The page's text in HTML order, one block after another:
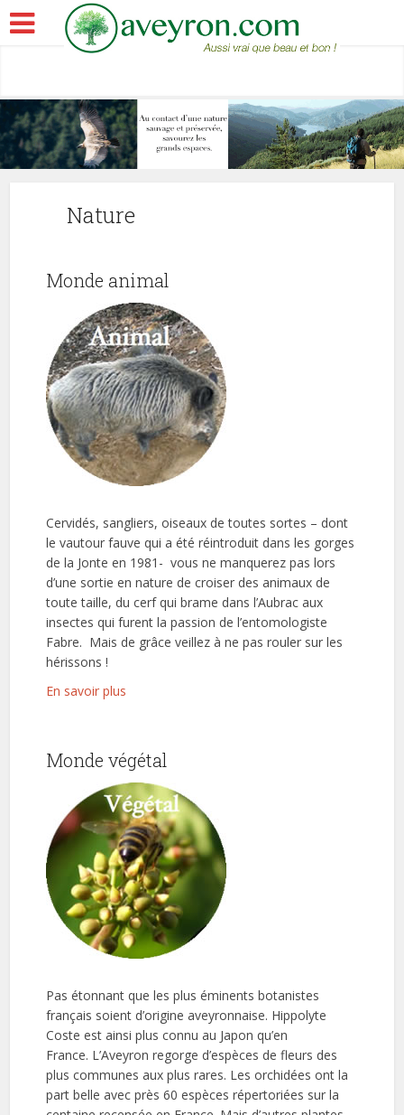
Nature
Monde animal
Cervidés, sangliers, oiseaux de toutes sortes – dont
le vautour fauve qui a été réintroduit dans les gorges
de la Jonte en 1981- vous ne manquerez pas lors
d’une sortie en nature de croiser des animaux de
toute taille, du cerf qui brame dans l’Aubrac aux
insectes qui furent la passion de l’entomologiste
Fabre. Mais de grâce veillez à ne pas rouler sur les
hérissons !
En savoir plus
Monde végétal
Pas étonnant que les plus éminents botanistes
français soient d’origine aveyronnaise. Hippolyte
Coste est ainsi plus connu au Japon qu’en
France. L’Aveyron regorge d’espèces de fleurs des
plus communes aux plus rares. Les orchidées ont la
part belle avec près 60 espèces répertoriées sur la